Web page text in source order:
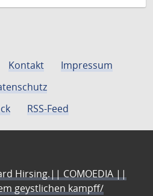
Kontakt
Impressum
RSS-Feed
Hirsing.|| COMOEDIA ||
geystlichen kampff/